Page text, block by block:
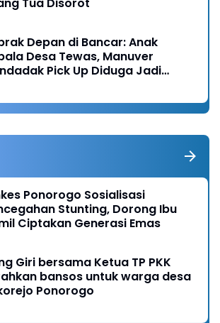
Depan di Bancar: Anak
Desa Tewas, Manuver
Pick Up Diduga Jadi
Ponorogo Sosialisasi
Stunting, Dorong Ibu
Ciptakan Generasi Emas
Giri bersama Ketua TP PKK
bansos untuk warga desa
Ponorogo